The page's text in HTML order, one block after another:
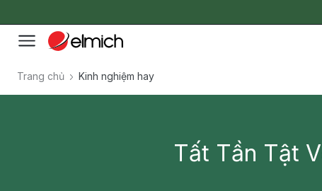
Trang chủ Kinh nghiệm hay
Tất Tần Tật